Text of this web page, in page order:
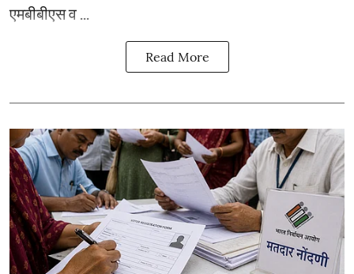
एमबीबीएस व ...
Read More